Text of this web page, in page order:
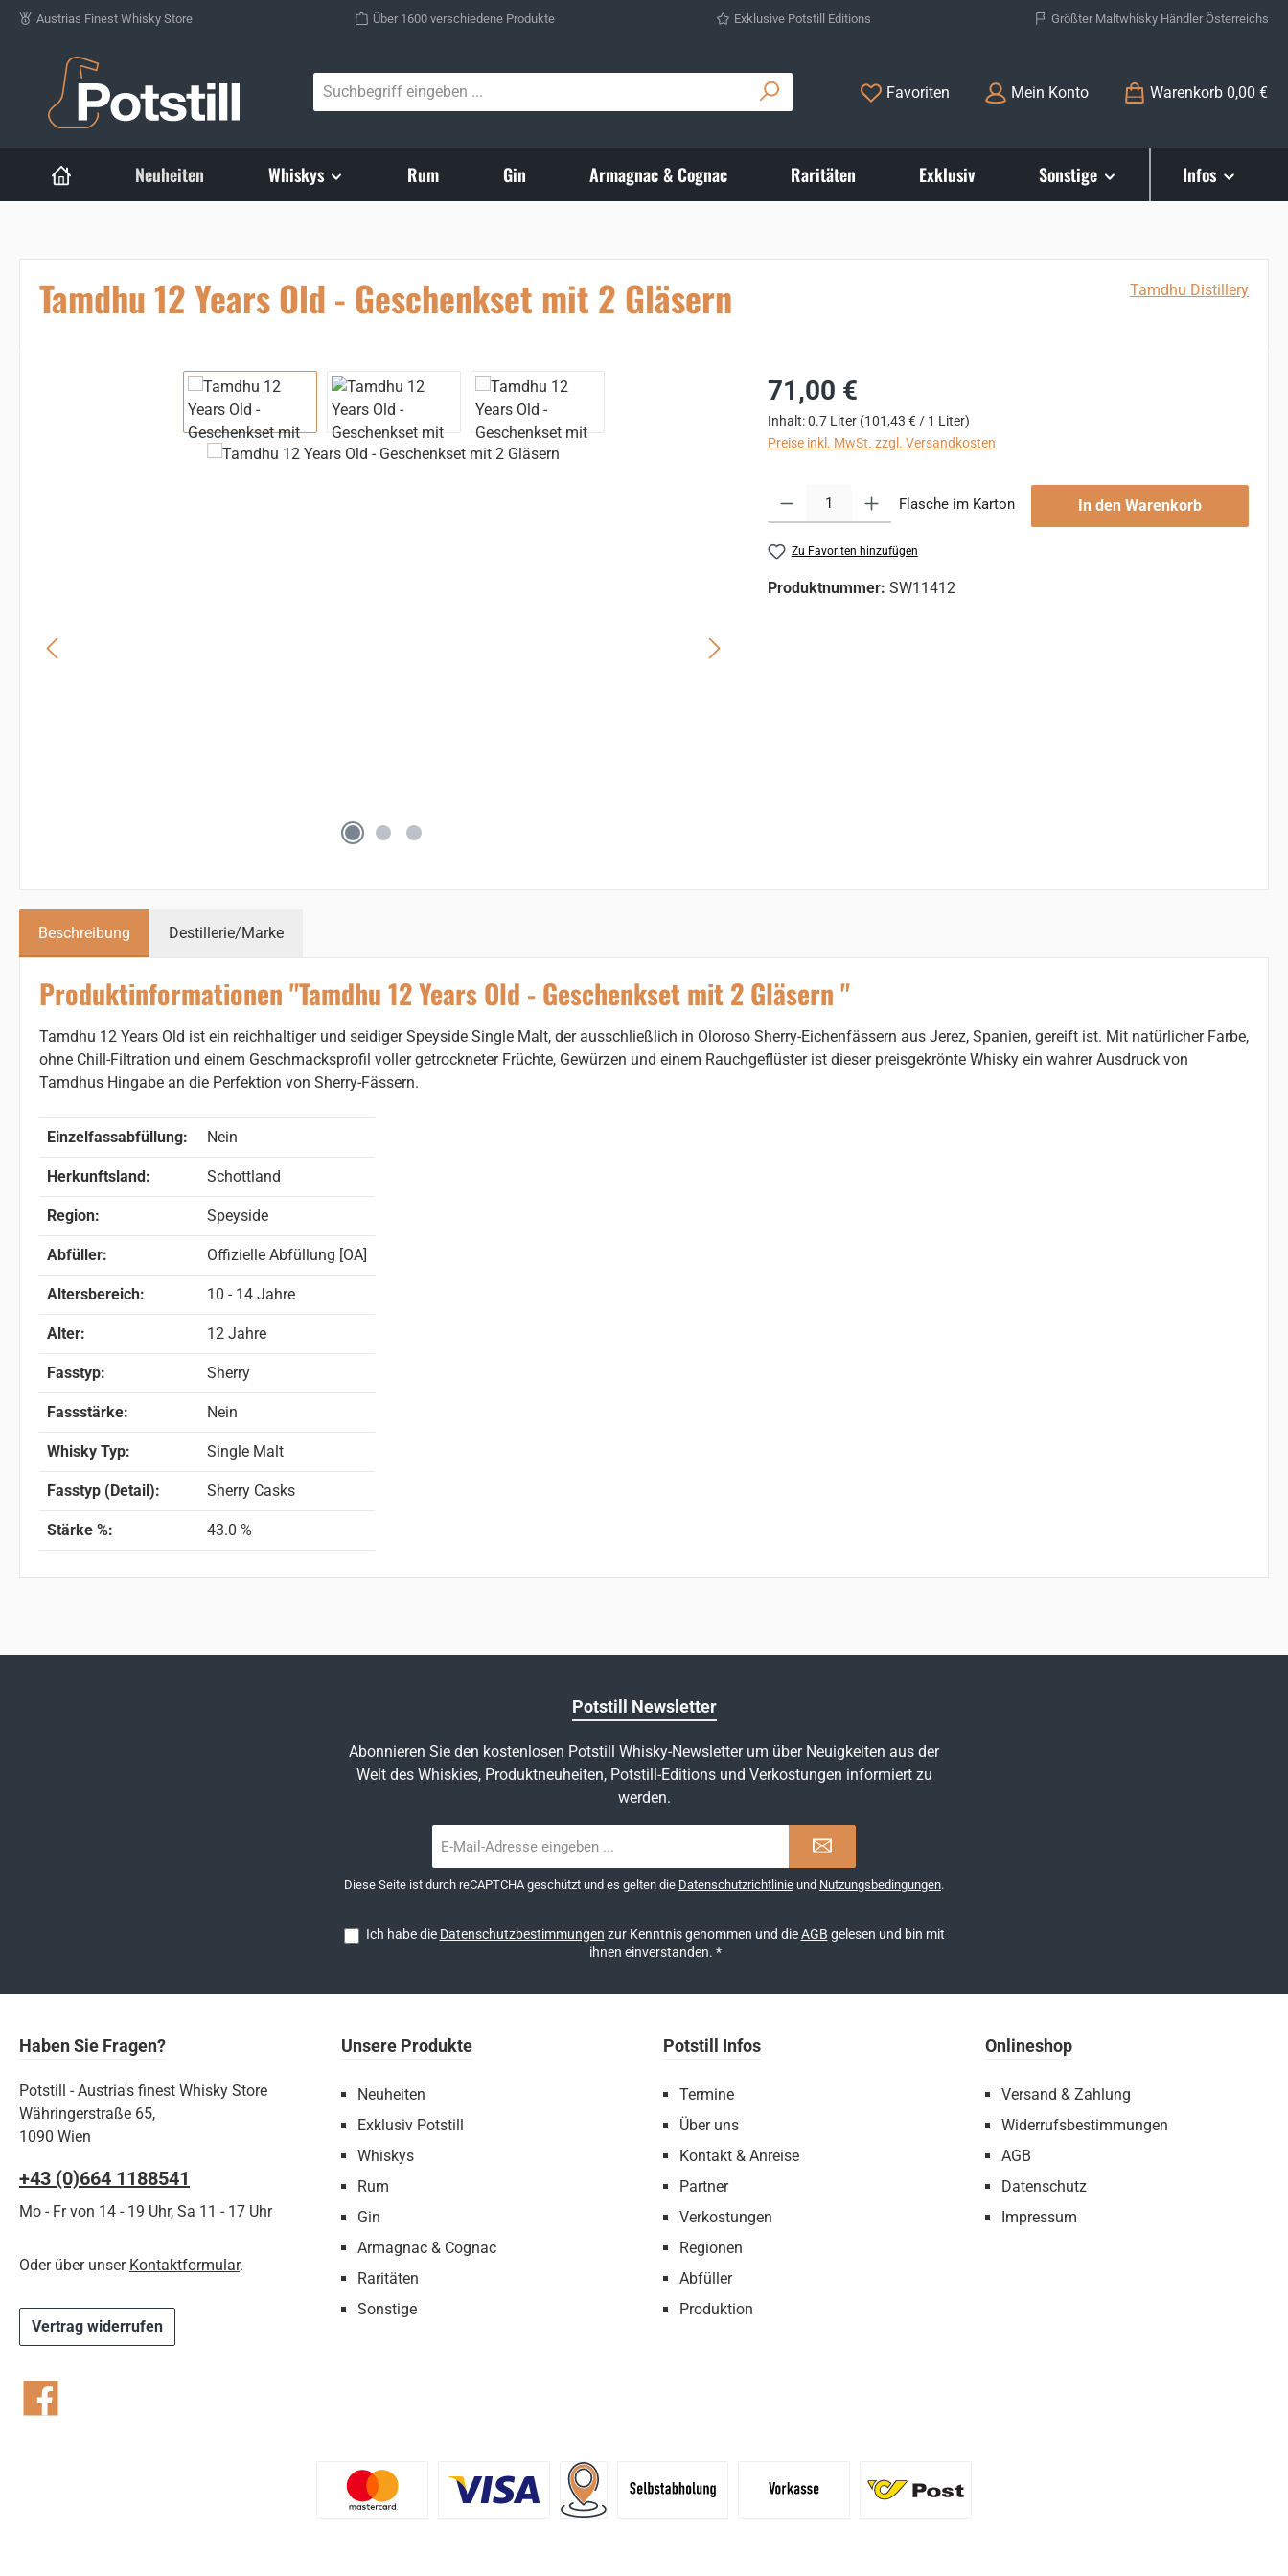
Zum Hauptinhalt springen
Austrias Finest Whisky Store Über 1600 verschiedene Produkte Exklusive Potstill Editions Größter Maltwhisky Händler Österreichs
Favoriten Du hast 0 Produkte auf dem Merkzettel
Mein Konto Warenkorb 0,00 €
Neuheiten Whiskys Rum Gin Armagnac & Cognac Raritäten Exklusiv Sonstige Infos
Tamdhu 12 Years Old - Geschenkset mit 2 Gläsern Tamdhu Distillery
Bildergalerie überspringen Regulärer Preis:
71,00 €
Inhalt:0.7 Liter (101,43 € / 1 Liter)
Preise inkl. MwSt. zzgl. Versandkosten
Produkt Anzahl: Gib den gewünschten Wert ein oder benutze die Schaltflächen um die
Flasche im Karton In den Warenkorb
Zu Favoriten hinzufügen
Produktnummer: SW11412
Beschreibung Destillerie/Marke
Produktinformationen "Tamdhu 12 Years Old - Geschenkset mit 2 Gläsern "
Tamdhu 12 Years Old ist ein reichhaltiger und seidiger Speyside Single Malt, der ausschließlich in Oloroso Sherry-Eichenfässern aus Jerez, Spanien, gereift ist. Mit natürlicher Farbe,
ohne Chill-Filtration und einem Geschmacksprofil voller getrockneter Früchte, Gewürzen und einem Rauchgeflüster ist dieser preisgekrönte Whisky ein wahrer Ausdruck von
Tamdhus Hingabe an die Perfektion von Sherry-Fässern.
Einzelfassabfüllung: Nein
Herkunftsland: Schottland
Region: Speyside
Abfüller: Offizielle Abfüllung [OA]
Altersbereich: 10 - 14 Jahre
Alter: 12 Jahre
Fasstyp: Sherry
Fassstärke: Nein
Whisky Typ: Single Malt
Fasstyp (Detail): Sherry Casks
Stärke %: 43.0 %
Potstill Newsletter
Abonnieren Sie den kostenlosen Potstill Whisky-Newsletter um über Neuigkeiten aus der
Welt des Whiskies, Produktneuheiten, Potstill-Editions und Verkostungen informiert zu
werden.
Mail-
Diese Seite ist durch reCAPTCHA geschützt und es gelten die Datenschutzrichtlinie und Nutzungsbedingungen.
Ich habe die Datenschutzbestimmungen zur Kenntnis genommen und dieAGB gelesen und bin mit
ihnen einverstanden. *
Haben Sie Fragen?
Potstill - Austria's finest Whisky Store
Währingerstraße 65,
1090 Wien
+43 (0)664 1188541‬
Mo - Fr von 14 - 19 Uhr, Sa 11 - 17 Uhr
Oder über unser Kontaktformular.
Vertrag widerrufen
Facebook
Unsere Produkte
Neuheiten
Exklusiv Potstill
Whiskys
Rum
Gin
Armagnac & Cognac
Raritäten
Sonstige
Potstill Infos
Termine
Über uns
Kontakt & Anreise
Partner
Verkostungen
Regionen
Abfüller
Produktion
Onlineshop
Versand & Zahlung
Widerrufsbestimmungen
AGB
Datenschutz
Impressum